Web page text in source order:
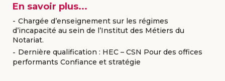
En savoir plus...
Chargée d’enseignement sur les régimes
d’incapacité au sein de l’Institut des Métiers du
Notariat.
Dernière qualification : HEC – CSN Pour des offices
performants Confiance et stratégie